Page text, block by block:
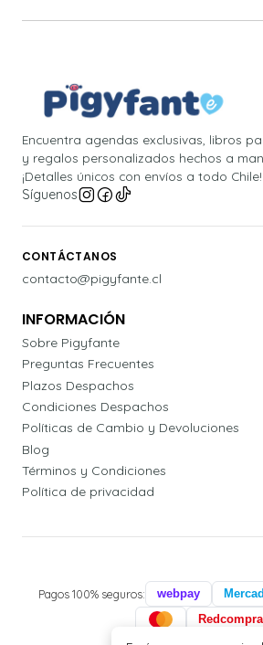
Encuentra agendas exclusivas, libros
y regalos personalizados hechos a
¡Detalles únicos con envíos a todo Chile!
Síguenos
CONTÁCTANOS
contacto@pigyfante.cl
INFORMACIÓN
Sobre Pigyfante
Preguntas Frecuentes
Plazos Despachos
Condiciones Despachos
Políticas de Cambio y Devoluciones
Blog
Términos y Condiciones
Política de privacidad
Pagos 100% seguros: webpay
Redcompra